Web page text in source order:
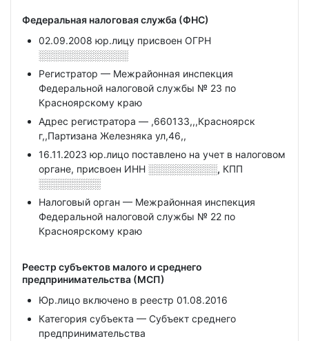
Федеральная налоговая служба (ФНС)
02.09.2008 юр.лицу присвоен ОГРН
░░░░░░░░░░░░░
Регистратор — Межрайонная инспекция
Федеральной налоговой службы № 23 по
Красноярскому краю
Адрес регистратора — ,660133,,,Красноярск
г,,Партизана Железняка ул,46,,
16.11.2023 юр.лицо поставлено на учет в налоговом
органе, присвоен ИНН ░░░░░░░░░░, КПП
░░░░░░░░░
Налоговый орган — Межрайонная инспекция
Федеральной налоговой службы № 22 по
Красноярскому краю
Реестр субъектов малого и среднего
предпринимательства (МСП)
Юр.лицо включено в реестр 01.08.2016
Категория субъекта — Субъект среднего
предпринимательства